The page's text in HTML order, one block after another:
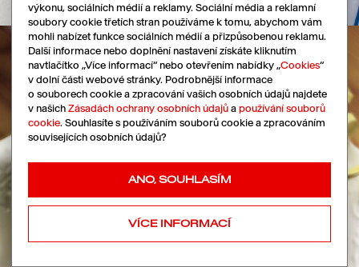
výkonu, sociálních médií a reklamy. Sociální média a reklamní
soubory cookie třetích stran používáme k tomu, abychom vám
mohli nabízet funkce sociálních médií a přizpůsobenou reklamu.
Další informace nebo doplnění nastavení získáte kliknutím
navtlačítko „Více informací“ nebo otevřením nabídky „Cookies“
v dolní části webové stránky. Podrobnější informace
o souborech cookie a zpracování vašich osobních údajů najdete
v našich Zásadách ochrany osobních údajůa používání souborů
cookie. Souhlasíte s používáním souborů cookie a zpracováním
souvisejících osobních údajů?
ANO, SOUHLASÍM
VÍCE INFORMACÍ